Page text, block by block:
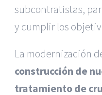
subcontratistas,
y cumplir los
La modernización
construcción de
tratamiento de